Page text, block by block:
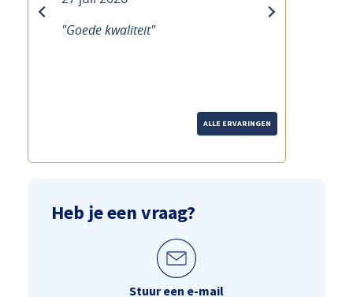
"Goede service Duidelijke uitleg
next
ALLE ERVARINGEN
Heb je een vraag?
Stuur een e-mail